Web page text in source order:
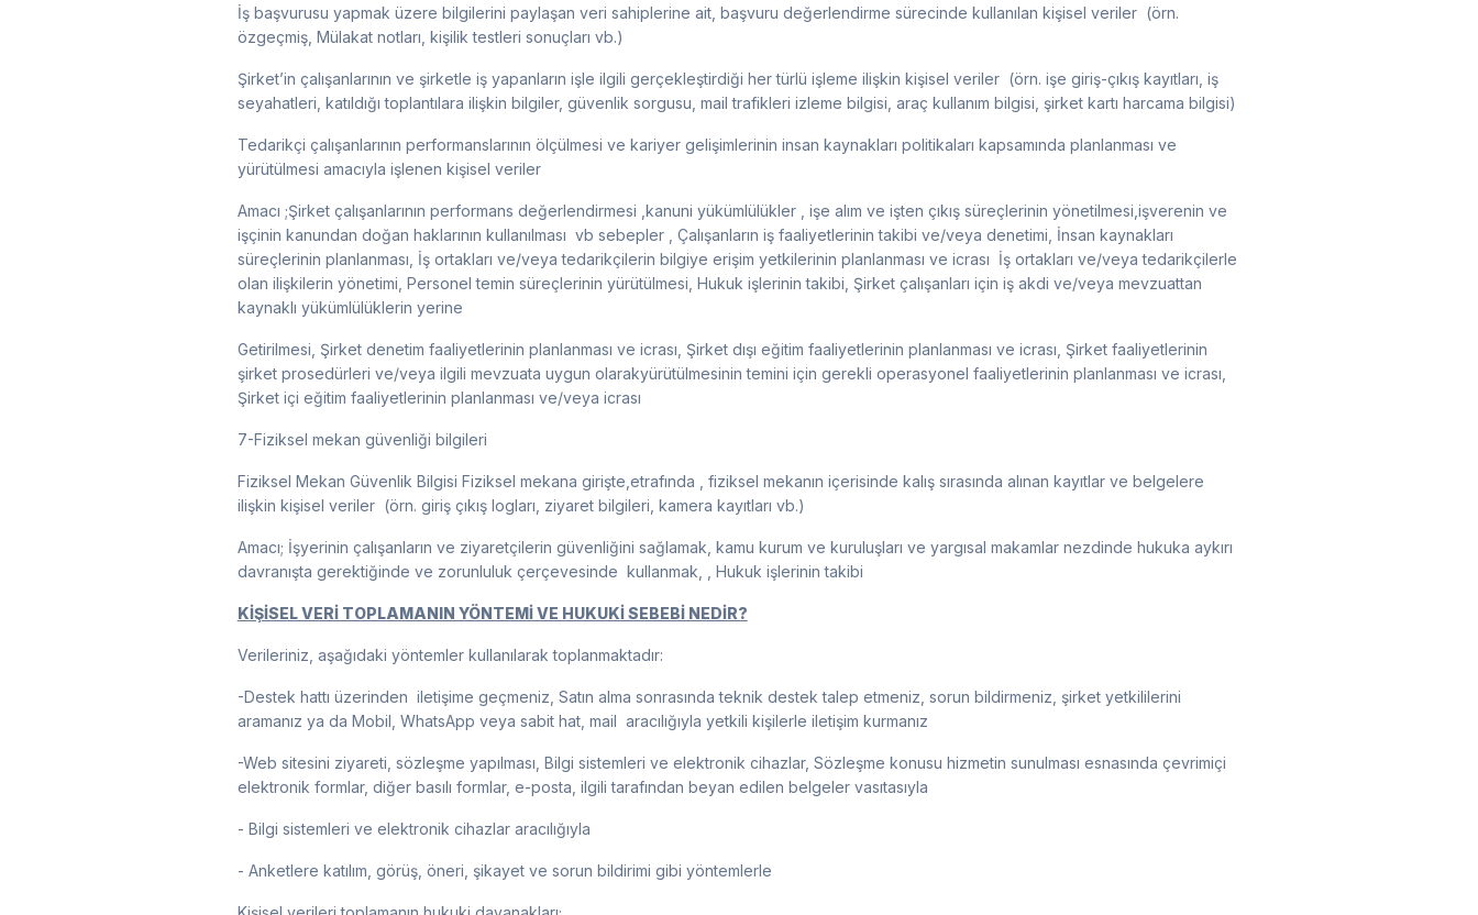
İş başvurusu yapmak üzere bilgilerini paylaşan veri sahiplerine ait, başvuru değerlendirme sürecinde kullanılan kişisel veriler ​ (örn.
özgeçmiş, Mülakat notları, kişilik testleri sonuçları vb.)
Şirket’in çalışanlarının ve şirketle iş yapanların işle ilgili gerçekleştirdiği her türlü işleme ilişkin kişisel veriler ​ (örn. işe giriş-çıkış kayıtları, iş
seyahatleri, katıldığı toplantılara ilişkin bilgiler, güvenlik sorgusu, mail trafikleri izleme bilgisi, araç kullanım bilgisi, şirket kartı harcama bilgisi)
Tedarikçi çalışanlarının performanslarının ölçülmesi ve kariyer gelişimlerinin insan kaynakları politikaları kapsamında planlanması ve
yürütülmesi amacıyla işlenen kişisel veriler
Amacı ;Şirket çalışanlarının performans değerlendirmesi ,kanuni yükümlülükler , işe alım ve işten çıkış süreçlerinin yönetilmesi,işverenin ve
işçinin kanundan doğan haklarının kullanılması vb sebepler , Çalışanların iş faaliyetlerinin takibi ve/veya denetimi, İnsan kaynakları
süreçlerinin planlanması, İş ortakları ve/veya tedarikçilerin bilgiye erişim yetkilerinin planlanması ve icrası İş ortakları ve/veya tedarikçilerle
olan ilişkilerin yönetimi, Personel temin süreçlerinin yürütülmesi, Hukuk işlerinin takibi, Şirket çalışanları için iş akdi ve/veya mevzuattan
kaynaklı yükümlülüklerin yerine
Getirilmesi, Şirket denetim faaliyetlerinin planlanması ve icrası, Şirket dışı eğitim faaliyetlerinin planlanması ve icrası, Şirket faaliyetlerinin
şirket prosedürleri ve/veya ilgili mevzuata uygun olarakyürütülmesinin temini için gerekli operasyonel faaliyetlerinin planlanması ve icrası,
Şirket içi eğitim faaliyetlerinin planlanması ve/veya icrası
7-Fiziksel mekan güvenliği bilgileri
Fiziksel Mekan Güvenlik Bilgisi Fiziksel mekana girişte,etrafında , fiziksel mekanın içerisinde kalış sırasında alınan kayıtlar ve belgelere
ilişkin kişisel veriler ​ (örn. giriş çıkış logları, ziyaret bilgileri, kamera kayıtları vb.)
Amacı; İşyerinin çalışanların ve ziyaretçilerin güvenliğini sağlamak, kamu kurum ve kuruluşları ve yargısal makamlar nezdinde hukuka aykırı
davranışta gerektiğinde ve zorunluluk çerçevesinde kullanmak, , Hukuk işlerinin takibi
KİŞİSEL VERİ TOPLAMANIN YÖNTEMİ VE HUKUKİ SEBEBİ NEDİR?
Verileriniz, aşağıdaki yöntemler kullanılarak toplanmaktadır:
-Destek hattı üzerinden iletişime geçmeniz, Satın alma sonrasında teknik destek talep etmeniz, sorun bildirmeniz, şirket yetkililerini
aramanız ya da Mobil, WhatsApp veya sabit hat, mail aracılığıyla yetkili kişilerle iletişim kurmanız
-Web sitesini ziyareti, sözleşme yapılması, Bilgi sistemleri ve elektronik cihazlar, Sözleşme konusu hizmetin sunulması esnasında çevrimiçi
elektronik formlar, diğer basılı formlar, e-posta, ilgili tarafından beyan edilen belgeler vasıtasıyla
- Bilgi sistemleri ve elektronik cihazlar aracılığıyla
- Anketlere katılım, görüş, öneri, şikayet ve sorun bildirimi gibi yöntemlerle